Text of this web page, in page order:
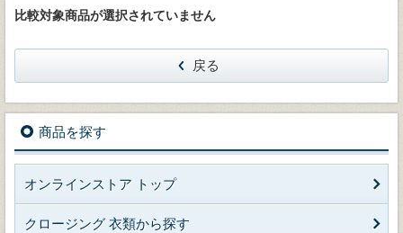
比較対象商品が選択されていません
戻る
商品を探す
オンラインストア トップ
クロージング 衣類から探す